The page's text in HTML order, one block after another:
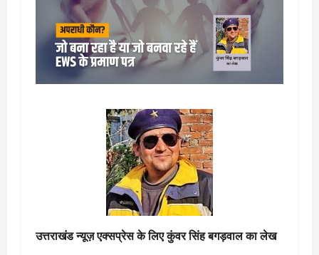
उत्तराखंड न्यूज़ एक्सप्रेस के लिए कुंवर सिंह बगड़वाल का लेख